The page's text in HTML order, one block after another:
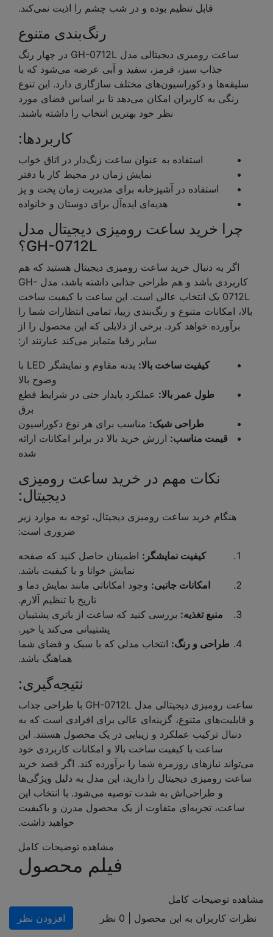
قابل تنظیم بوده و در شب چشم را اذیت نمی‌کند.
رنگ‌بندی متنوع
ساعت رومیزی دیجیتالی مدل GH-0712L در چهار رنگ
جذاب سبز، قرمز، سفید و آبی عرضه می‌شود که با
سلیقه‌ها و دکوراسیون‌های مختلف سازگاری دارد. این تنوع
رنگی به کاربران امکان می‌دهد تا بر اساس فضای مورد
نظر خود بهترین انتخاب را داشته باشند.
کاربردها:
استفاده به عنوان ساعت زنگ‌دار در اتاق خواب
نمایش زمان در محیط کار یا دفتر
استفاده در آشپزخانه برای مدیریت زمان پخت و پز
هدیه‌ای ایده‌آل برای دوستان و خانواده
چرا خرید ساعت رومیزی دیجیتال مدل
GH-0712L؟
اگر به دنبال خرید ساعت رومیزی دیجیتال هستید که هم
کاربردی باشد و هم طراحی جذابی داشته باشد، مدل GH-
0712L یک انتخاب عالی است. این ساعت با کیفیت ساخت
بالا، امکانات متنوع و رنگ‌بندی زیبا، تمامی انتظارات شما را
برآورده خواهد کرد. برخی از دلایلی که این محصول را از
سایر رقبا متمایز می‌کند عبارتند از:
کیفیت ساخت بالا:
بدنه مقاوم و نمایشگر LED با
وضوح بالا
طول عمر بالا: عملکرد پایدار حتی در شرایط قطع
برق
طراحی شیک: مناسب برای هر نوع دکوراسیون
قیمت مناسب: ارزش خرید بالا در برابر امکانات ارائه
شده
نکات مهم در خرید ساعت رومیزی
دیجیتال:
هنگام خرید ساعت رومیزی دیجیتال، توجه به موارد زیر
ضروری است:
کیفیت نمایشگر: اطمینان حاصل کنید که صفحه
نمایش خوانا و با کیفیت باشد.
امکانات جانبی: وجود امکاناتی مانند نمایش دما و
تاریخ یا تنظیم آلارم.
منبع تغذیه: بررسی کنید که ساعت از باتری پشتیبان
پشتیبانی می‌کند یا خیر.
طراحی و رنگ: انتخاب مدلی که با سبک و فضای شما
هماهنگ باشد.
نتیجه‌گیری:
ساعت رومیزی دیجیتالی مدل GH-0712L با طراحی جذاب
و قابلیت‌های متنوع، گزینه‌ای عالی برای افرادی است که به
دنبال ترکیب عملکرد و زیبایی در یک محصول هستند. این
ساعت با کیفیت ساخت بالا و امکانات کاربردی خود
می‌تواند نیازهای روزمره شما را برآورده کند. اگر قصد خرید
ساعت رومیزی دیجیتال را دارید، این مدل به دلیل ویژگی‌ها
و طراحی‌اش به شدت توصیه می‌شود. با انتخاب این
ساعت، تجربه‌ای متفاوت از یک محصول مدرن و باکیفیت
خواهید داشت.
مشاهده توضیحات کامل
فیلم محصول
مشاهده توضیحات کامل
نظرات کاربران به این محصول | 0 نظر افزودن نظر